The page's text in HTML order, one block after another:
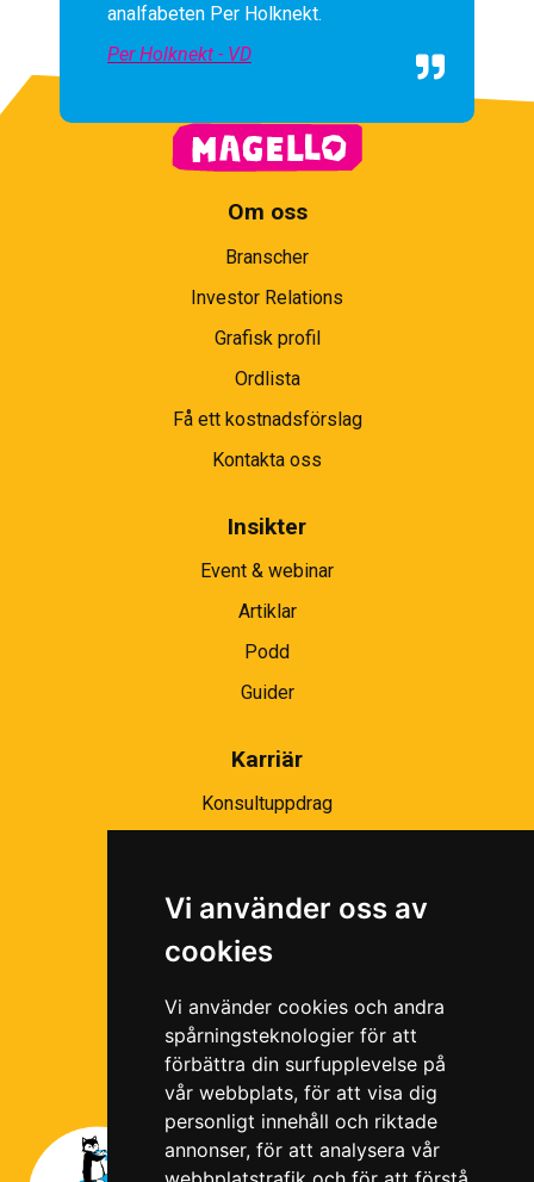
Vi använder oss av
cookies
Vi använder cookies och andra
spårningsteknologier för att
förbättra din surfupplevelse på
vår webbplats, för att visa dig
personligt innehåll och riktade
annonser, för att analysera vår
analfabeten Per Holknekt.
Per Holknekt - VD
Om oss
Branscher
Investor Relations
Grafisk profil
Ordlista
Få ett kostnadsförslag
Kontakta oss
Insikter
Event & webinar
Artiklar
Podd
Guider
Karriär
Konsultuppdrag
Ramavtal